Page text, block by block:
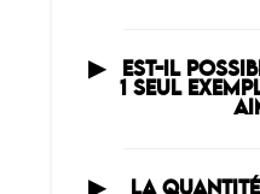
EST-IL
1 SEUL
LA